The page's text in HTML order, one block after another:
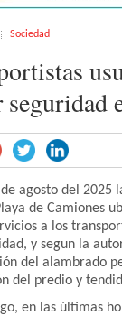
Sociedad
seguridad
de agosto del
de Camiones
a los
y segun la
del alambrado
del predio y
en las últimas